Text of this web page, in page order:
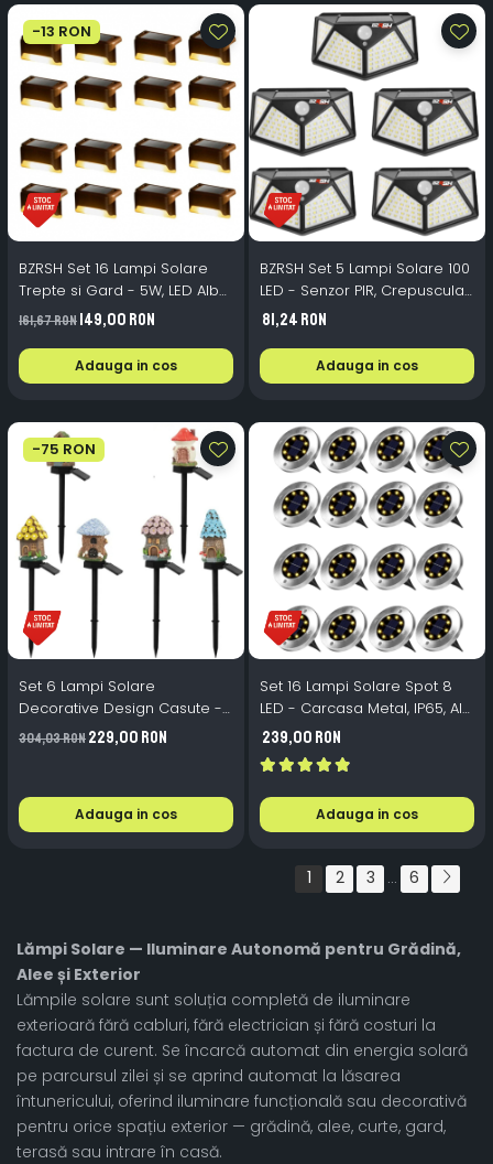
-13 RON
BZRSH Set 16 Lampi Solare
Trepte si Gard - 5W, LED Alb
Cald, IP65, 8×4,5×4,4 cm
161,67 RON149,00 RON
Adauga in cos
BZRSH Set 5 Lampi Solare 100
LED - Senzor PIR, Crepuscular,
3 Moduri, IP67, Unghi 120°
81,24 RON
Adauga in cos
-75 RON
Set 6 Lampi Solare
Decorative Design Casute -
45×9×7 cm, 600mAh, Senzor
Lumina, IP65 Gradina
304,03 RON229,00 RON
Adauga in cos
Set 16 Lampi Solare Spot 8
LED - Carcasa Metal, IP65, Alb
Cald, Gradina Exterior
239,00 RON
Adauga in cos
1 2 3 ... 6
Lămpi Solare — Iluminare Autonomă pentru Grădină,
Alee și Exterior
Lămpile solare sunt soluția completă de iluminare
exterioară fără cabluri, fără electrician și fără costuri la
factura de curent. Se încarcă automat din energia solară
pe parcursul zilei și se aprind automat la lăsarea
întunericului, oferind iluminare funcțională sau decorativă
pentru orice spațiu exterior — grădină, alee, curte, gard,
terasă sau intrare în casă.